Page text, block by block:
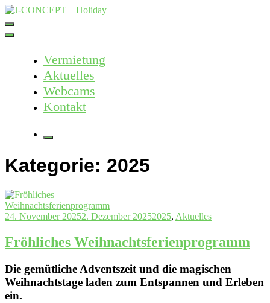
Skip
to
content
Vermietung
Aktuelles
Webcams
Kontakt
More
Kategorie: 2025
24. November 20252. Dezember 20252025, Aktuelles
Fröhliches Weihnachtsferienprogramm
Die gemütliche Adventszeit und die magischen
Weihnachtstage laden zum Entspannen und Erleben
ein.